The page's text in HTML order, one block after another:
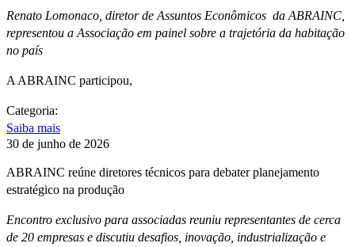
Renato Lomonaco, diretor de Assuntos Econômicos da ABRAINC,
representou a Associação em painel sobre a trajetória da habitação
no país
A ABRAINC participou,
Categoria:
Saiba mais
30 de junho de 2026
ABRAINC reúne diretores técnicos para debater planejamento
estratégico na produção
Encontro exclusivo para associadas reuniu representantes de cerca
de 20 empresas e discutiu desafios, inovação, industrialização e